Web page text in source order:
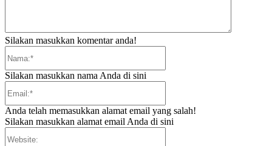
Silakan masukkan komentar anda!
Silakan masukkan nama Anda di sini
Anda telah memasukkan alamat email yang salah!
Silakan masukkan alamat email Anda di sini